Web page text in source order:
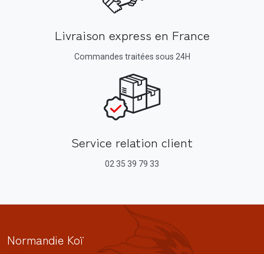
Livraison express en France
Commandes traitées sous 24H
Service relation client
02 35 39 79 33
Normandie Koï